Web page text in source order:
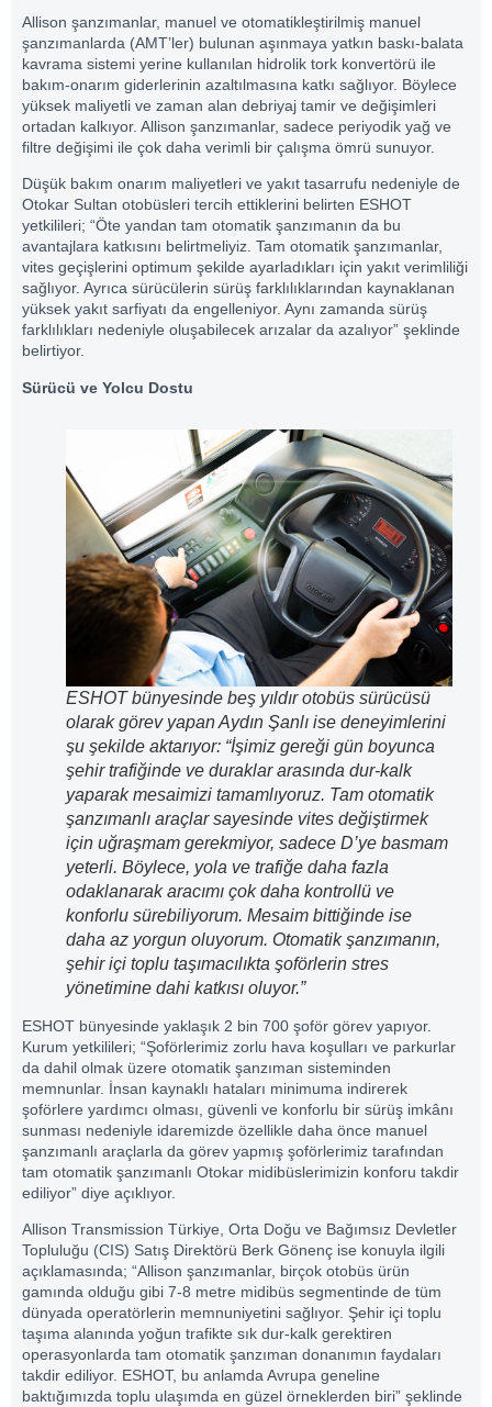
Allison şanzımanlar, manuel ve otomatikleştirilmiş manuel
şanzımanlarda (AMT’ler) bulunan aşınmaya yatkın baskı-balata
kavrama sistemi yerine kullanılan hidrolik tork konvertörü ile
bakım-onarım giderlerinin azaltılmasına katkı sağlıyor. Böylece
yüksek maliyetli ve zaman alan debriyaj tamir ve değişimleri
ortadan kalkıyor. Allison şanzımanlar, sadece periyodik yağ ve
filtre değişimi ile çok daha verimli bir çalışma ömrü sunuyor.
Düşük bakım onarım maliyetleri ve yakıt tasarrufu nedeniyle de
Otokar Sultan otobüsleri tercih ettiklerini belirten ESHOT
yetkilileri; “Öte yandan tam otomatik şanzımanın da bu
avantajlara katkısını belirtmeliyiz. Tam otomatik şanzımanlar,
vites geçişlerini optimum şekilde ayarladıkları için yakıt verimliliği
sağlıyor. Ayrıca sürücülerin sürüş farklılıklarından kaynaklanan
yüksek yakıt sarfiyatı da engelleniyor. Aynı zamanda sürüş
farklılıkları nedeniyle oluşabilecek arızalar da azalıyor” şeklinde
belirtiyor.
Sürücü ve Yolcu Dostu
ESHOT bünyesinde beş yıldır otobüs sürücüsü
olarak görev yapan Aydın Şanlı ise deneyimlerini
şu şekilde aktarıyor: “İşimiz gereği gün boyunca
şehir trafiğinde ve duraklar arasında dur-kalk
yaparak mesaimizi tamamlıyoruz. Tam otomatik
şanzımanlı araçlar sayesinde vites değiştirmek
için uğraşmam gerekmiyor, sadece D’ye basmam
yeterli. Böylece, yola ve trafiğe daha fazla
odaklanarak aracımı çok daha kontrollü ve
konforlu sürebiliyorum. Mesaim bittiğinde ise
daha az yorgun oluyorum. Otomatik şanzımanın,
şehir içi toplu taşımacılıkta şoförlerin stres
yönetimine dahi katkısı oluyor.”
ESHOT bünyesinde yaklaşık 2 bin 700 şoför görev yapıyor.
Kurum yetkilileri; “Şoförlerimiz zorlu hava koşulları ve parkurlar
da dahil olmak üzere otomatik şanzıman sisteminden
memnunlar. İnsan kaynaklı hataları minimuma indirerek
şoförlere yardımcı olması, güvenli ve konforlu bir sürüş imkânı
sunması nedeniyle idaremizde özellikle daha önce manuel
şanzımanlı araçlarla da görev yapmış şoförlerimiz tarafından
tam otomatik şanzımanlı Otokar midibüslerimizin konforu takdir
ediliyor” diye açıklıyor.
Allison Transmission Türkiye, Orta Doğu ve Bağımsız Devletler
Topluluğu (CIS) Satış Direktörü Berk Gönenç ise konuyla ilgili
açıklamasında; “Allison şanzımanlar, birçok otobüs ürün
gamında olduğu gibi 7-8 metre midibüs segmentinde de tüm
dünyada operatörlerin memnuniyetini sağlıyor. Şehir içi toplu
taşıma alanında yoğun trafikte sık dur-kalk gerektiren
operasyonlarda tam otomatik şanzıman donanımın faydaları
takdir ediliyor. ESHOT, bu anlamda Avrupa geneline
baktığımızda toplu ulaşımda en güzel örneklerden biri” şeklinde